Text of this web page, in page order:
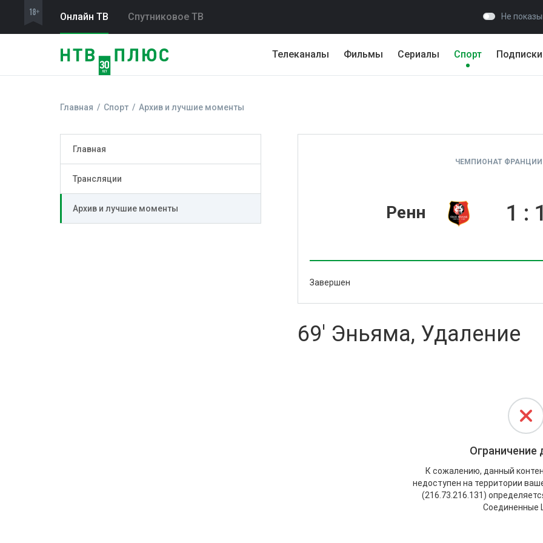
Онлайн ТВ Спутниковое ТВ Не
Телеканалы Фильмы Сериалы Спорт Подписки
Главная Спорт Архив и лучшие моменты
Главная
Трансляции
Архив и лучшие моменты
ЧЕМПИОНАТ ФРАНЦИИ.
Ренн 1 :
Завершен
69' Эньяма, Удаление